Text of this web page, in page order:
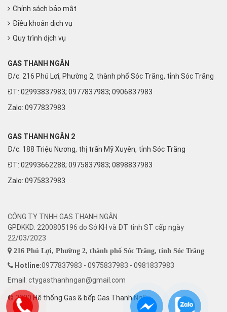
Chính sách bảo mật
Điều khoản dịch vụ
Quy trình dịch vụ
GAS THANH NGÂN
Đ/c: 216 Phú Lợi, Phường 2, thành phố Sóc Trăng, tỉnh Sóc Trăng
ĐT: 02993837983; 0977837983; 0906837983
Zalo: 0977837983
GAS THANH NGÂN 2
Đ/c: 188 Triệu Nương, thị trấn Mỹ Xuyên, tỉnh Sóc Trăng
ĐT: 02993662288; 0975837983; 0898837983
Zalo: 0975837983
CÔNG TY TNHH GAS THANH NGÂN
GPDKKD: 2200805196 do Sở KH và ĐT tỉnh ST cấp ngày
22/03/2023
216 Phú Lợi, Phường 2, thành phố Sóc Trăng, tỉnh Sóc Trăng
Hotline:0977837983 - 0975837983 - 0981837983
Email: ctygasthanhngan@gmail.com
© 2020 Hệ thống Gas & bếp Gas Thanh Ngân